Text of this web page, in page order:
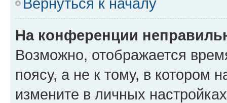
На конференции
Возможно, отображается
поясу, а не к тому, в котором
измените в личных